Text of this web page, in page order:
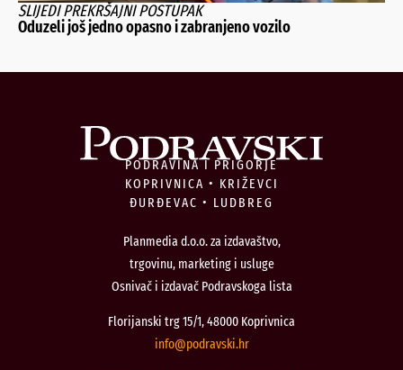
SLIJEDI PREKRŠAJNI POSTUPAK
Oduzeli još jedno opasno i zabranjeno vozilo
PODRAVINA I PRIGORJE
KOPRIVNICA • KRIŽEVCI
ĐURĐEVAC • LUDBREG
Planmedia d.o.o. za izdavaštvo,
trgovinu, marketing i usluge
Osnivač i izdavač Podravskoga lista
Florijanski trg 15/1, 48000 Koprivnica
rh.iksvardop
@ofni